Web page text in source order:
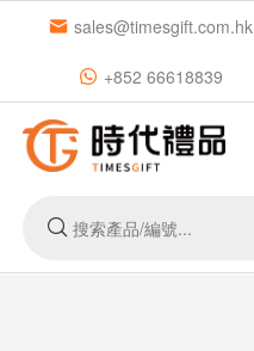
sales@timesgift.com.hk
+852 66618839